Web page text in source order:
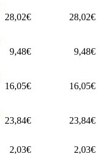
28,02€ 28,02€
9,48€ 9,48€
16,05€ 16,05€
23,84€ 23,84€
2,03€ 2,03€